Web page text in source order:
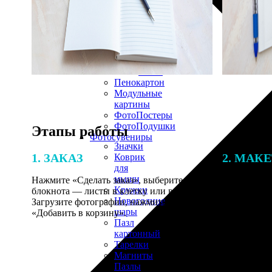
30х40
20х45
30х90
40х60
50х70
Пенокартон
Модульные
картины
ФотоПостеры
ФотоПодушки
Фотоcувениры
Значки
Коврик
для
мыши
Кружки
Новогодние
шары
Пазл
картонный
Тарелки
Магниты
Пазлы
Этапы работы
1. ЗАКАЗ
Нажмите «Сделать заказ», выберите тип
блокнота — листы в клетку или в линейку.
Загрузите фотографии, нажмите
«Добавить в корзину».
2.